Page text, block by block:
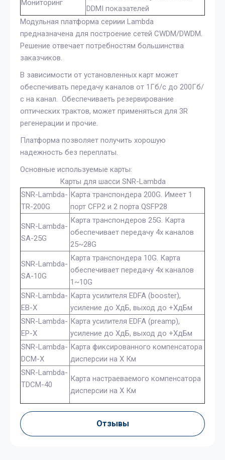
Мониторинг
DDMI показателей
Модульная платформа сериии Lambda
предназначена для построение сетей CWDM/DWDM.
Решение отвечает потребностям большинства
заказчиков.
В зависимости от установленных карт может
обеспечивать передачу каналов от 1Гб/с до 200Гб/
с на канал. Обеспечиваеть резервирование
оптических трактов, может применяться для 3R
регенерации и прочие.
Платформа позволяет получить хорошую
надежность без переплаты.
Основные используемые карты:
Карты для шасси SNR-Lambda
SNR-Lambda-
TR-200G
Карта транспондера 200G. Имеет 1
порт CFP2 и 2 порта QSFP28
SNR-Lambda-
SA-25G
Карта транспондеров 25G. Карта
обеспечивает передачу 4х каналов
25~28G
SNR-Lambda-
SA-10G
Карта транспондера 10G. Карта
обеспечивает передачу 4х каналов
1~10G
SNR-Lambda-
EB-X
Карта усилителя EDFA (booster),
усиление до XдБ, выход до +XдБм
SNR-Lambda-
EP-X
Карта усилителя EDFA (preamp),
усиление до XдБ, выход до +XдБм
SNR-Lambda-
DCM-X
Карта фиксированного компенсатора
дисперсии на X Км
SNR-Lambda-
TDCM-40
Карта настраеваемого компенсатора
дисперсии на X Км
Отзывы